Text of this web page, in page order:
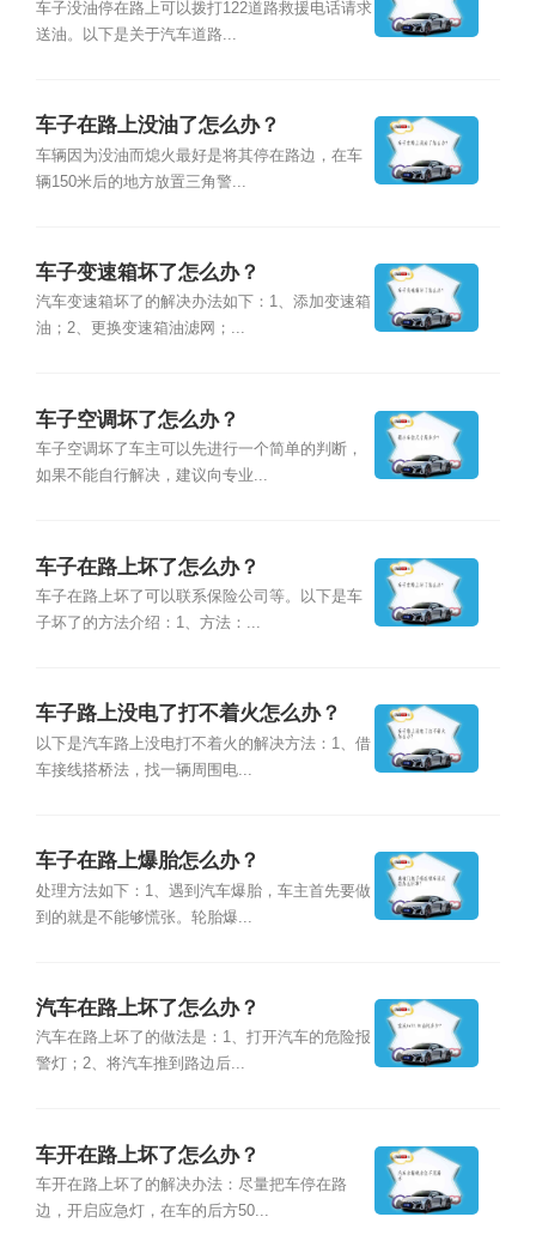
车子没油停在路上可以拨打122道路救援电话请求
送油。以下是关于汽车道路...
车子在路上没油了怎么办？
车辆因为没油而熄火最好是将其停在路边，在车
辆150米后的地方放置三角警...
车子变速箱坏了怎么办？
汽车变速箱坏了的解决办法如下：1、添加变速箱
油；2、更换变速箱油滤网；...
车子空调坏了怎么办？
车子空调坏了车主可以先进行一个简单的判断，
如果不能自行解决，建议向专业...
车子在路上坏了怎么办？
车子在路上坏了可以联系保险公司等。以下是车
子坏了的方法介绍：1、方法：...
车子路上没电了打不着火怎么办？
以下是汽车路上没电打不着火的解决方法：1、借
车接线搭桥法，找一辆周围电...
车子在路上爆胎怎么办？
处理方法如下：1、遇到汽车爆胎，车主首先要做
到的就是不能够慌张。轮胎爆...
汽车在路上坏了怎么办？
汽车在路上坏了的做法是：1、打开汽车的危险报
警灯；2、将汽车推到路边后...
车开在路上坏了怎么办？
车开在路上坏了的解决办法：尽量把车停在路
边，开启应急灯，在车的后方50...